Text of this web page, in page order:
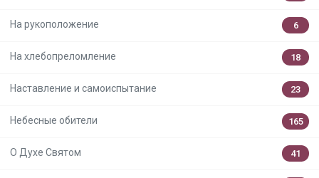
На рукоположение 6
На хлебопреломление 18
Наставление и самоиспытание 23
Небесные обители 165
О Духе Святом 41